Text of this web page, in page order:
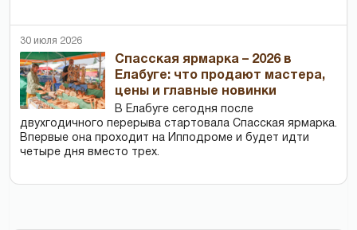
30 июля 2026
Спасская ярмарка – 2026 в
Елабуге: что продают мастера,
цены и главные новинки
В Елабуге сегодня после
двухгодичного перерыва стартовала Спасская ярмарка.
Впервые она проходит на Ипподроме и будет идти
четыре дня вместо трех.